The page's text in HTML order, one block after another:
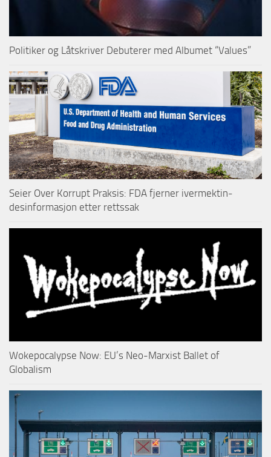
Politiker og Låtskriver Debuterer med Albumet “Values”
Seier Over Korrupt Praksis: FDA fjerner ivermektin-
desinformasjon etter rettssak
Wokepocalypse Now: EU’s Neo-Marxist Ballet of
Globalism